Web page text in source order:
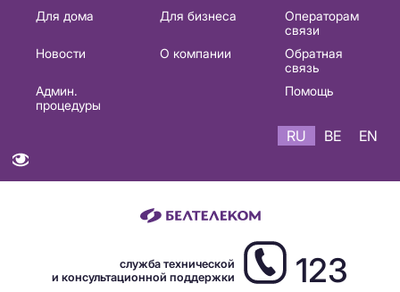
Основная
навигация
Для дома Для бизнеса
Операторам
связи
Новости
О компании
Обратная
связь
Админ.
процедуры
Помощь
RU BE EN
служба технической
и консультационной поддержки
123